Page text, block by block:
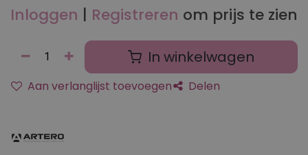
Inloggen | Registreren om prijs te zien
In winkelwagen
Aan verlanglijst toevoegen Delen